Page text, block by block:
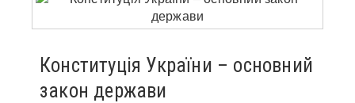
Конституція України – основний
закон держави